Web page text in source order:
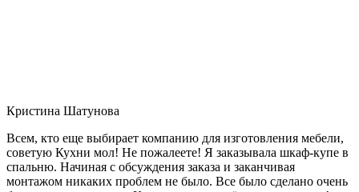
Кристина Шатунова
Всем, кто еще выбирает компанию для изготовления мебели,
советую Кухни мол! Не пожалеете! Я заказывала шкаф-купе в
спальню. Начиная с обсуждения заказа и заканчивая
монтажом никаких проблем не было. Все было сделано очень